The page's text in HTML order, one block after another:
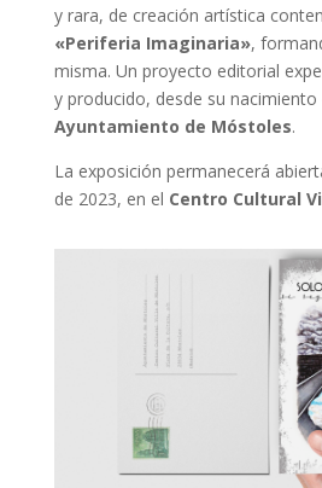
y rara, de creación artística
«Periferia Imaginaria»,
misma. Un proyecto editorial
y producido, desde su
Ayuntamiento de Móstoles.
La exposición permanecerá
de 2023, en el Centro Cultural